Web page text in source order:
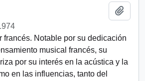
francés. Notable por su dedicación
musical francés, su
por su interés en la acústica y la
en las influencias, tanto del